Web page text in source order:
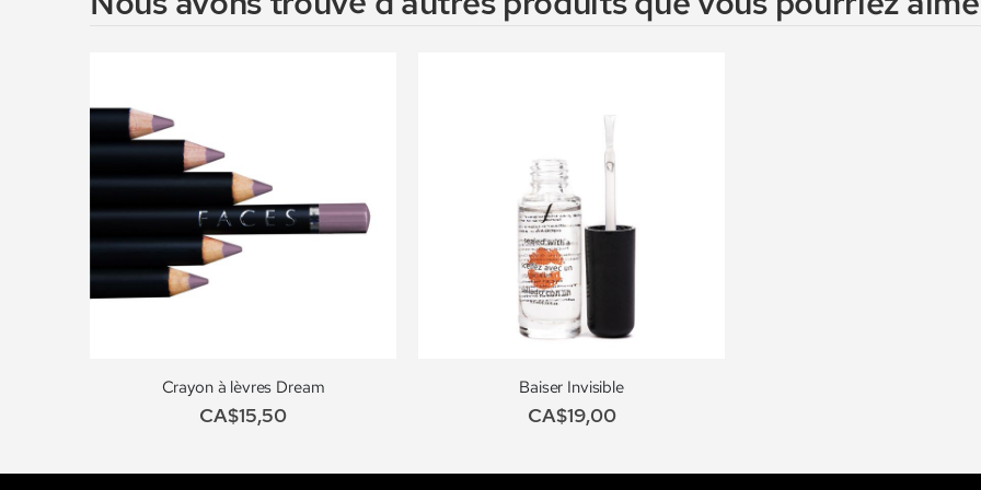
Crayon à lèvres Dream
CA$15,50
Baiser Invisible
CA$19,00